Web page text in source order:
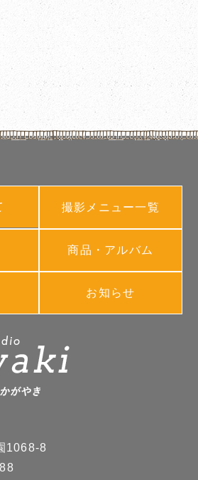
撮影メニュー一覧
商品・アルバム
お知らせ
1068-8